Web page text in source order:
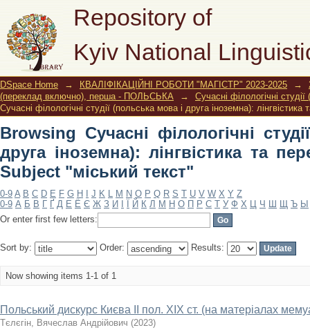
Repository of
Kyiv National
Browsing Сучасні філологічні
лінгвістика та перекладознавство
DSpace Home → КВАЛІФІКАЦІЙНІ РОБОТИ "МАГІСТР" 2023-2025 →
(переклад включно), перша - ПОЛЬСЬКА
→
Сучасні філологічні
Сучасні філологічні студії (польська мова і друга іноземна):
Browsing Сучасні філологічні
друга іноземна): лінгвістика та
Subject "міський текст"
0-9 A B C D E F G H J K L M N O P Q R S T U V W X Y Z
0-9 А Б В Г Ґ Д Е Ё Є Ж З И Й К Л М Н О П Р С Т У Ф Х Ц Ч Ш Щ Ъ Ы
Or enter first few letters:
Sort by: Order: Results:
Now showing items 1-1 of 1
Польський дискурс Києва II пол. ХІХ ст. (на матеріалах
Тєлєгін, Вячеслав Андрійович (2023)